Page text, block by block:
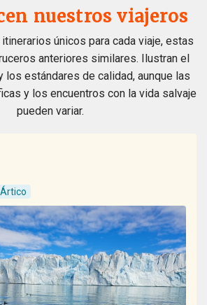
nuestros viajeros
únicos para cada viaje, estas
anteriores similares. Ilustran el
los estándares de calidad, aunque las
y los encuentros con la vida salvaje
pueden variar.
Ártico